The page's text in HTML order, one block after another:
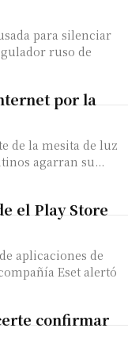
para silenciar
por la
de la mesita de luz
agarran su...
el Play Store
aplicaciones de
confirmar